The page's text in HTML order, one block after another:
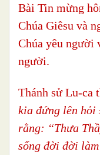
Bài Tin mừng
Chúa Giêsu và
Chúa yêu người
người.
Thánh sử Lu-ca
kia đứng lên hỏi
rằng: “Thưa
sống đời đời